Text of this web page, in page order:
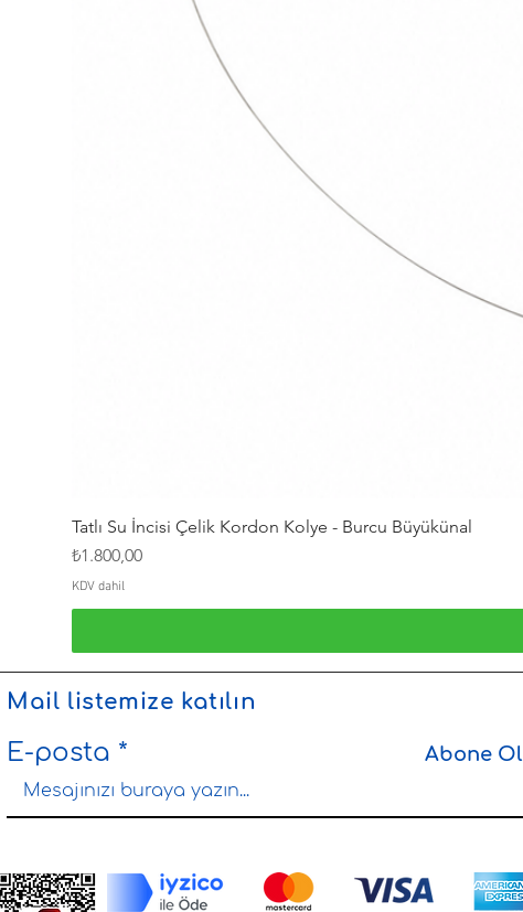
Tatlı Su İncisi Çelik Kordon Kolye - Burcu Büyükünal
Fiyat
₺1.800,00
KDV dahil
Mail listemize katılın
E-posta Abone Ol